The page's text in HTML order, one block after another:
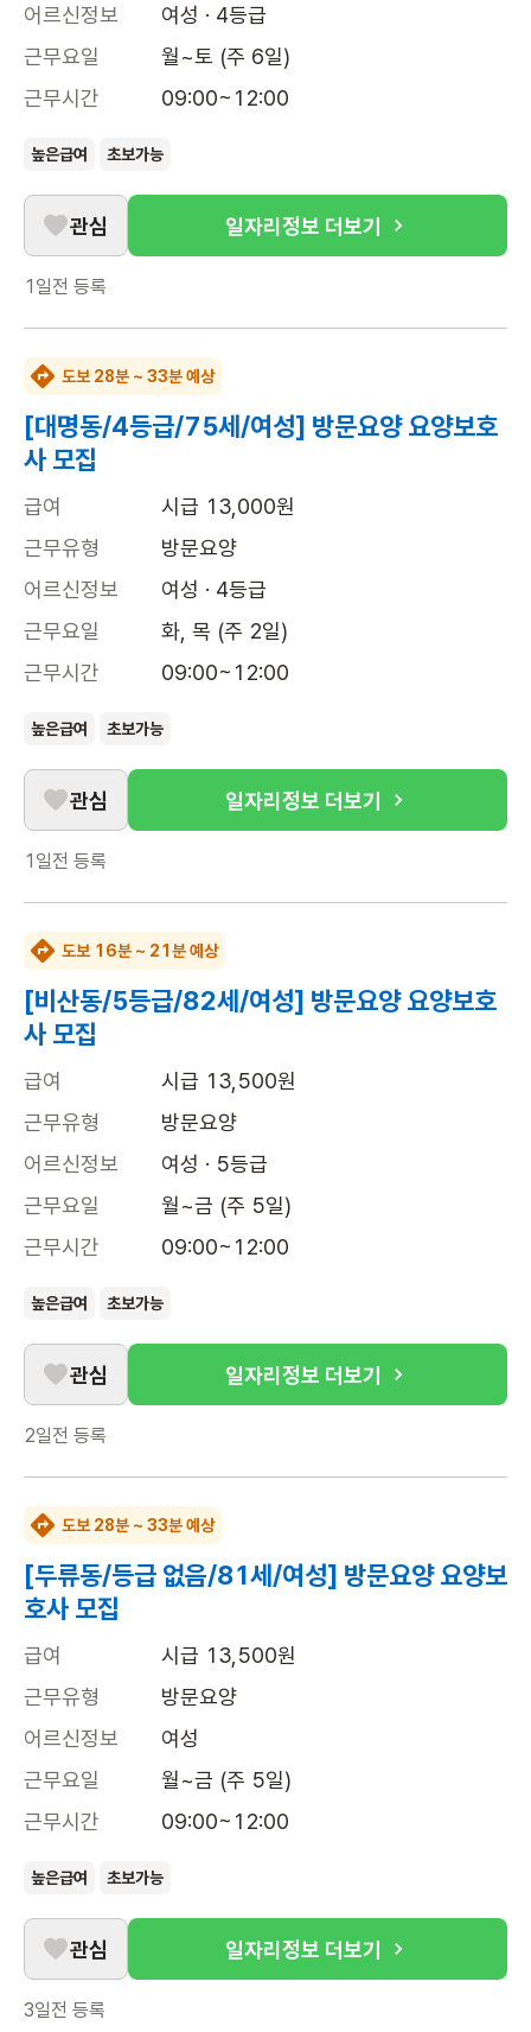
어르신정보
여성 · 4등급
근무요일
월~토 (주 6일)
근무시간
09:00~12:00
높은급여 초보가능
관심 일자리정보 더보기
1일전 등록
도보 28분 ~ 33분 예상
[대명동/4등급/75세/여성] 방문요양 요양보호
사 모집
급여
시급 13,000원
근무유형
방문요양
어르신정보
여성 · 4등급
근무요일
화, 목 (주 2일)
근무시간
09:00~12:00
높은급여 초보가능
관심 일자리정보 더보기
1일전 등록
도보 16분 ~ 21분 예상
[비산동/5등급/82세/여성] 방문요양 요양보호
사 모집
급여
시급 13,500원
근무유형
방문요양
어르신정보
여성 · 5등급
근무요일
월~금 (주 5일)
근무시간
09:00~12:00
높은급여 초보가능
관심 일자리정보 더보기
2일전 등록
도보 28분 ~ 33분 예상
[두류동/등급 없음/81세/여성] 방문요양 요양보
호사 모집
급여
시급 13,500원
근무유형
방문요양
어르신정보
여성
근무요일
월~금 (주 5일)
근무시간
09:00~12:00
높은급여 초보가능
관심 일자리정보 더보기
3일전 등록